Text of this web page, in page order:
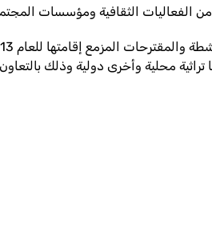
الفعاليات الثقافية ومؤسسات
محلية وأخرى دولية وذلك